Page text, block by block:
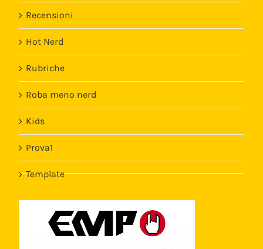
Recensioni
Hot Nerd
Rubriche
Roba meno nerd
Kids
Prova1
Template